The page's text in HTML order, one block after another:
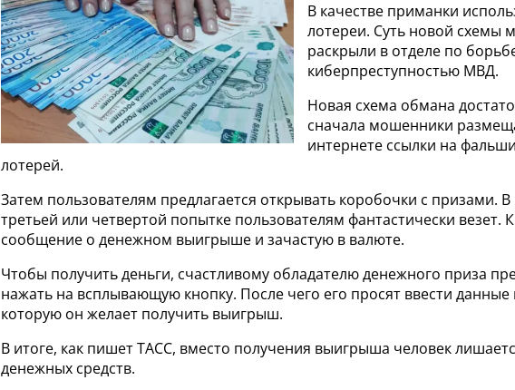
В качестве приманки
лотереи. Суть новой схемы
раскрыли в отделе по
киберпреступностью МВД.
Новая схема обмана
сначала мошенники
интернете ссылки на
лотерей.
Затем пользователям предлагается открывать коробочки с призами.
третьей или четвертой попытке пользователям фантастически везет.
сообщение о денежном выигрыше и зачастую в валюте.
Чтобы получить деньги, счастливому обладателю денежного приза
нажать на всплывающую кнопку. После чего его просят ввести данные
которую он желает получить выигрыш.
В итоге, как пишет ТАСС, вместо получения выигрыша человек
денежных средств.